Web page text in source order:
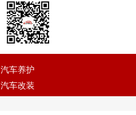
汽车养护
汽车改装